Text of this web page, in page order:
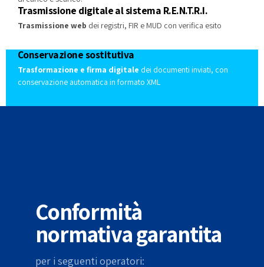
Trasmissione digitale al sistema R.E.N.T.R.I.
Trasmissione web dei registri, FIR e MUD con verifica esito
Conservazione sostitutiva
Trasformazione e firma digitale dei documenti inviati, con
conservazione automatica in formato XML
Conformità
normativa garantita
per i seguenti operatori: